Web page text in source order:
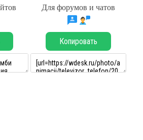
Для форумов и чатов
Копировать